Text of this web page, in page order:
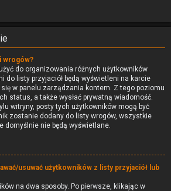
wrogów?
do organizowania różnych użytkowników
do listy przyjaciół będą wyświetleni na karcie
w panelu zarządzania kontem. Z tego poziomu
status, a także wysłać prywatną wiadomość.
witryny, posty tych użytkowników mogą być
zostanie dodany do listy wrogów, wszystkie
domyślnie nie będą wyświetlane.
usuwać użytkowników z listy przyjaciół lub
na dwa sposoby. Po pierwsze, klikając w